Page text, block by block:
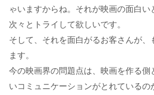
ゃいますからね。それが映画の面白い
次々とトライして欲しいです。
そして、それを面白がるお客さんが
ます。
今の映画界の問題点は、映画を作る側
いコミュニケーションがとれているの